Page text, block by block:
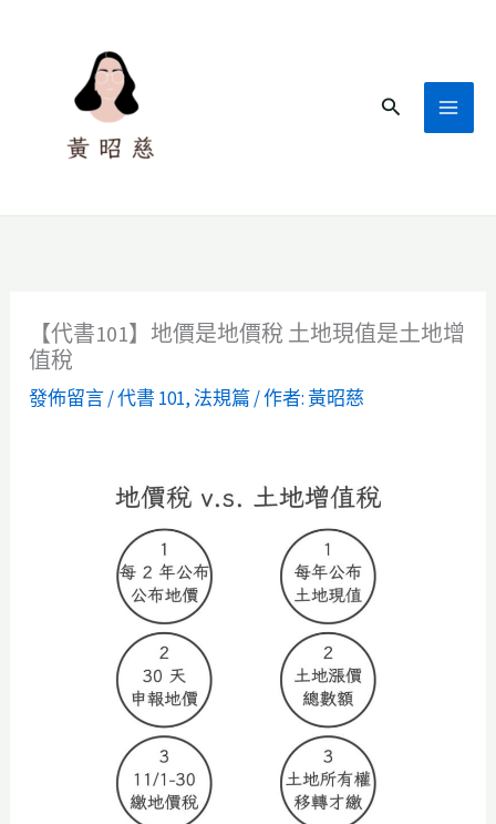
搜
【代書101】地價是地價稅 土地現值是土地增
值稅
發佈留言/代書 101, 法規篇/ 作者:黃昭慈